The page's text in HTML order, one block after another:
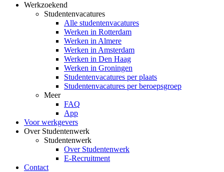
Werkzoekend
Studentenvacatures
Alle studentenvacatures
Werken in Rotterdam
Werken in Almere
Werken in Amsterdam
Werken in Den Haag
Werken in Groningen
Studentenvacatures per plaats
Studentenvacatures per beroepsgroep
Meer
FAQ
App
Voor werkgevers
Over Studentenwerk
Studentenwerk
Over Studentenwerk
E-Recruitment
Contact